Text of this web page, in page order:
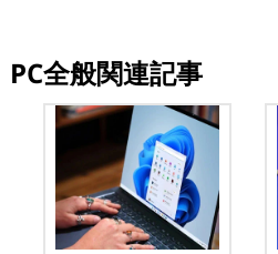
PC全般関連記事